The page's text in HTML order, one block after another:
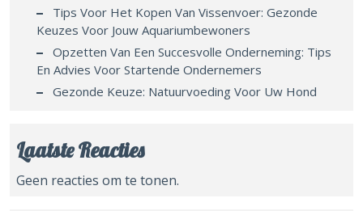
Tips Voor Het Kopen Van Vissenvoer: Gezonde
Keuzes Voor Jouw Aquariumbewoners
Opzetten Van Een Succesvolle Onderneming: Tips
En Advies Voor Startende Ondernemers
Gezonde Keuze: Natuurvoeding Voor Uw Hond
Laatste Reacties
Geen reacties om te tonen.